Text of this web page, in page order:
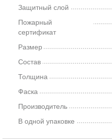
Защитный слой
Пожарный
сертификат
Размер
Состав
Толщина
Фаска
Производитель
В одной упаковке